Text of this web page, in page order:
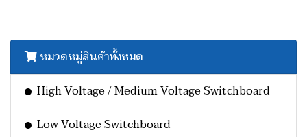
หมวดหมู่สินค้าทั้งหมด
High Voltage / Medium Voltage Switchboard
Low Voltage Switchboard